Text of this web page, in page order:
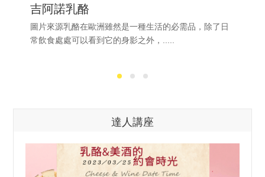
吉阿諾乳酪
圖片來源乳酪在歐洲雖然是一種生活的必需品，除了日
常飲食處處可以看到它的身影之外，.....
達人講座